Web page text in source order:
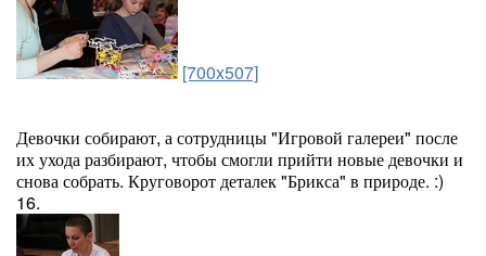
[700x507]
Девочки собирают, а сотрудницы "Игровой галереи" после
их ухода разбирают, чтобы смогли прийти новые девочки и
снова собрать. Круговорот деталек "Брикса" в природе. :)
16.